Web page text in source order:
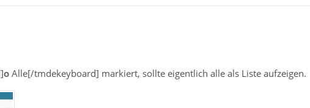
oAlle[/tmdekeyboard] markiert, sollte eigentlich alle als Liste aufzeigen.